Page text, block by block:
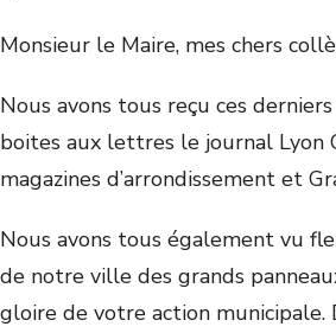
Monsieur le Maire, mes chers
Nous avons tous reçu ces
boites aux lettres le journal Lyon
magazines d’arrondissement et
Nous avons tous également vu
de notre ville des grands
gloire de votre action municipale.